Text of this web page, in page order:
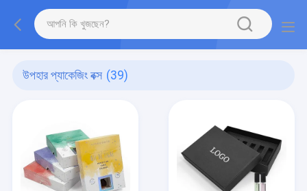
উপহার প্যাকেজিং বক্স (39)